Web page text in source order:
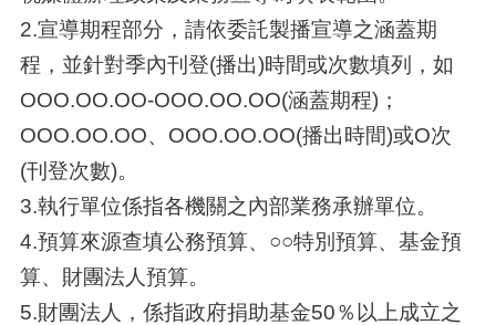
2.宣導期程部分，請依委託製播宣導之涵蓋期
程，並針對季內刊登(播出)時間或次數填列，如
OOO.OO.OO-OOO.OO.OO(涵蓋期程)；
OOO.OO.OO、OOO.OO.OO(播出時間)或O次
(刊登次數)。
3.執行單位係指各機關之內部業務承辦單位。
4.預算來源查填公務預算、○○特別預算、基金預
算、財團法人預算。
5.財團法人，係指政府捐助基金50％以上成立之